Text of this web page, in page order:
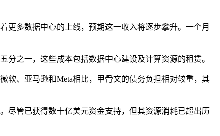
更多数据中心的上线，预期这一收入将逐步攀升。一个月
分之一，这些成本包括数据中心建设及计算资源的租赁。
软、亚马逊和Meta相比，甲骨文的债务负担相对较重，其
尽管已获得数十亿美元资金支持，但其资源消耗已超出历